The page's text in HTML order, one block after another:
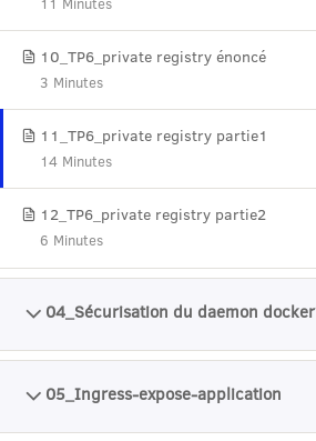
10_TP6_private registry énoncé
3 Minutes
11_TP6_private registry partie1
14 Minutes
12_TP6_private registry partie2
6 Minutes
04_Sécurisation du daemon docker
05_Ingress-expose-application